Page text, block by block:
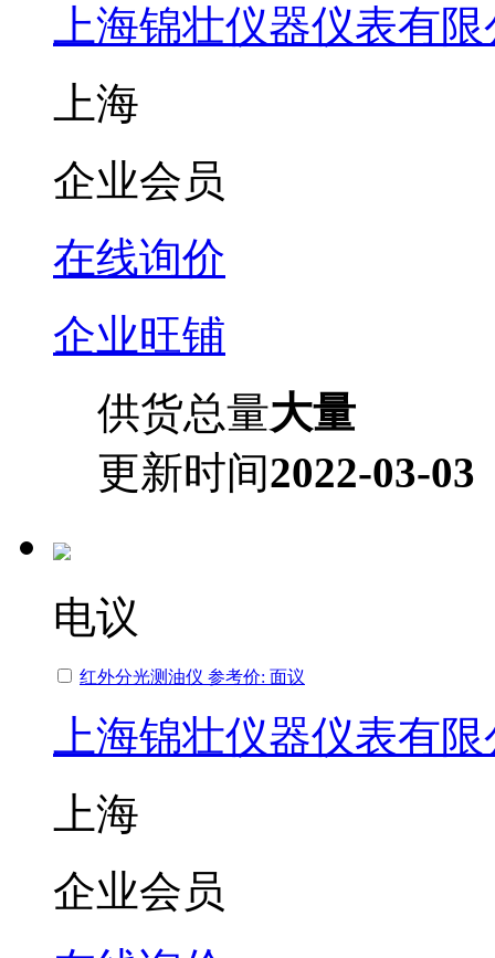
上海锦壮仪器仪表有
上海
企业会员
在线询价
企业旺铺
供货总量大量
更新时间2022-03-03
电议
红外分光测油仪 参考价: 面议
上海锦壮仪器仪表有
上海
企业会员